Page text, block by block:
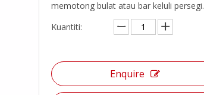
memotong bulat atau bar keluli persegi.
Kuantiti:
Enquire